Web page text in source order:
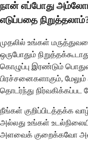
நான் எப்போது
எடுப்பதை
முதலில் உங்கள்
ஒருபோதும்
கொழுப்பு இரண்டும்
பிரச்சனைகளாகும்,
தொடர்ந்து நிர்வகிக்கப்பட
நீங்கள் குறிப்பிடத்தக்க
அல்லது உங்கள்
அளவைக் குறைக்கவோ